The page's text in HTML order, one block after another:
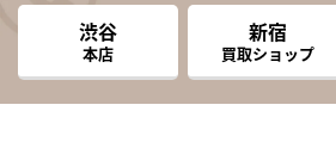
渋谷
本店
新宿
買取ショップ